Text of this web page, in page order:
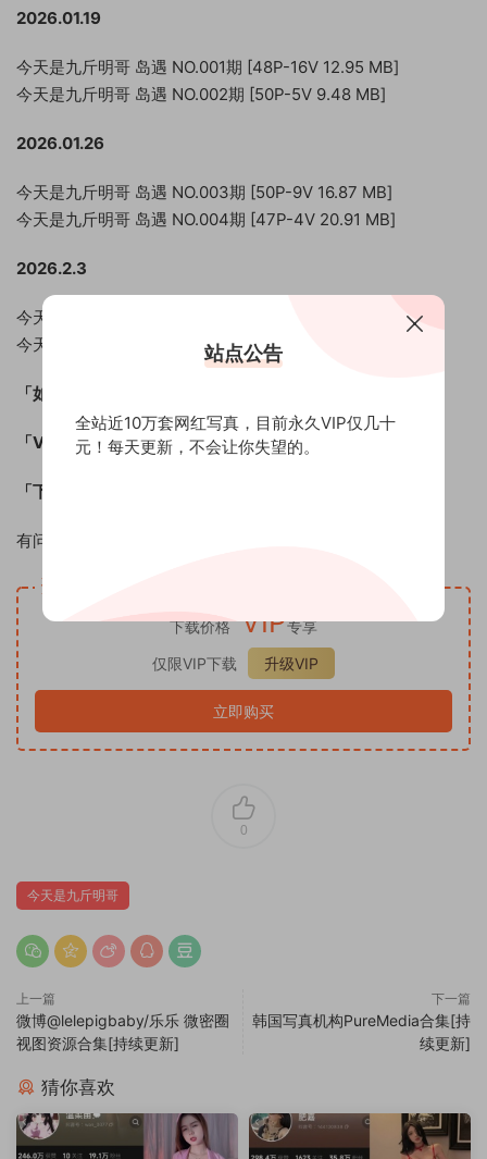
2026.01.19
今天是九斤明哥 岛遇 NO.001期 [48P-16V 12.95 MB]
今天是九斤明哥 岛遇 NO.002期 [50P-5V 9.48 MB]
2026.01.26
今天是九斤明哥 岛遇 NO.003期 [50P-9V 16.87 MB]
今天是九斤明哥 岛遇 NO.004期 [47P-4V 20.91 MB]
2026.2.3
今天是九斤明哥 岛遇 NO.005期 [80P-9V 47.47 MB]
今天是九斤明哥 岛遇 NO.006期 [55P-8V 38.33 MB]
「如何下载」
「VIP权益」：全站资源免费下载！
「下载方式」
有问题联系客服QQ：1125247970 请备注：七图社
资源下载
下载价格 VIP专享
仅限VIP下载
升级VIP
立即购买
0
今天是九斤明哥
上一篇
微博@lelepigbaby/乐乐 微密圈
视图资源合集[持续更新]
下一篇
韩国写真机构PureMedia合集[持
续更新]
猜你喜欢
站点公告
全站近10万套网红写真，目前永久VIP仅几十
元！每天更新，不会让你失望的。